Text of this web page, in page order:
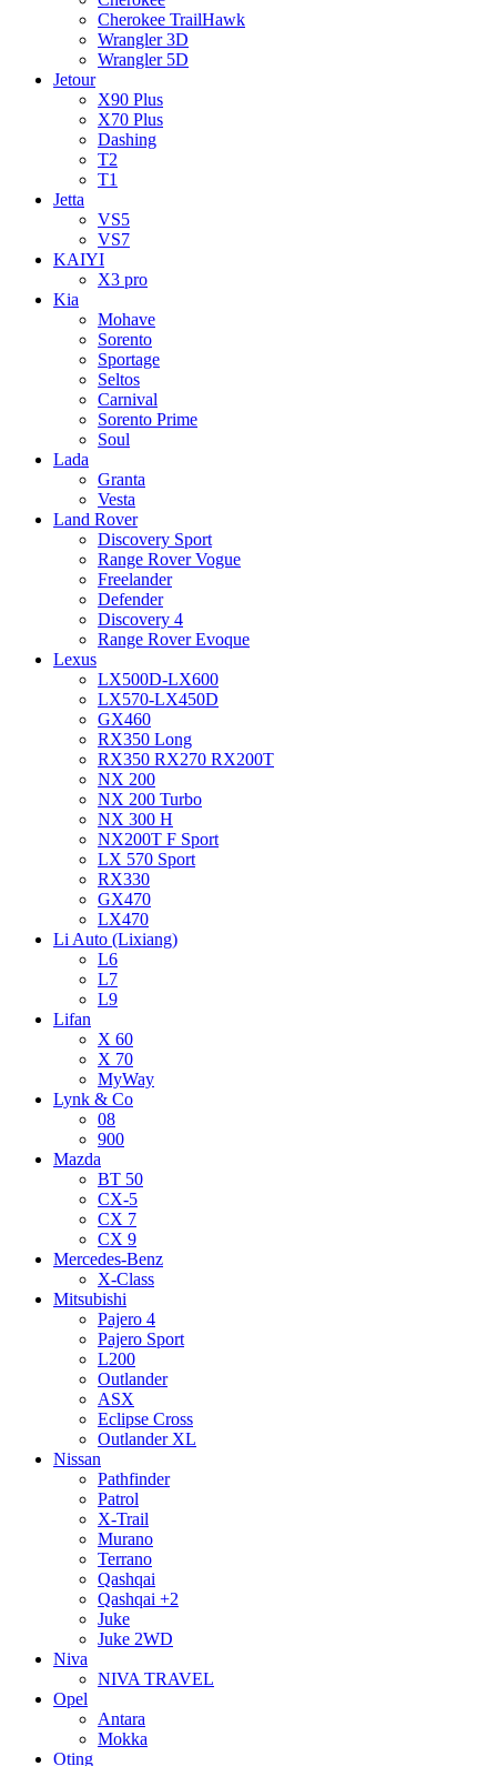
Cherokee TrailHawk
Wrangler 3D
Wrangler 5D
Jetour
X90 Plus
X70 Plus
Dashing
T2
T1
Jetta
VS5
VS7
KAIYI
X3 pro
Kia
Mohave
Sorento
Sportage
Seltos
Carnival
Sorento Prime
Soul
Lada
Granta
Vesta
Land Rover
Discovery Sport
Range Rover Vogue
Freelander
Defender
Discovery 4
Range Rover Evoque
Lexus
LX500D-LX600
LX570-LX450D
GX460
RX350 Long
RX350 RX270 RX200T
NX 200
NX 200 Turbo
NX 300 H
NX200T F Sport
LX 570 Sport
RX330
GX470
LX470
Li Auto (Lixiang)
L6
L7
L9
Lifan
X 60
X 70
MyWay
Lynk & Co
08
900
Mazda
BT 50
CX-5
CX 7
CX 9
Mercedes-Benz
X-Class
Mitsubishi
Pajero 4
Pajero Sport
L200
Outlander
ASX
Eclipse Cross
Outlander XL
Nissan
Pathfinder
Patrol
X-Trail
Murano
Terrano
Qashqai
Qashqai +2
Juke
Juke 2WD
Niva
NIVA TRAVEL
Opel
Antara
Mokka
Oting